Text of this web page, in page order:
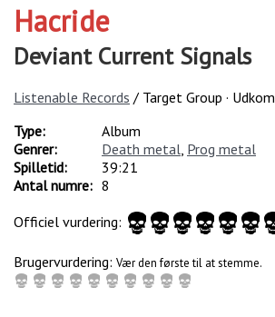
Hacride
Deviant Current Signals
Listenable Records / Target Group · Udkom
Type:
Album
Genrer:
Death metal Prog metal
Spilletid:
39:21
Antal numre: 8
Officiel vurdering:
Brugervurdering: Vær den første til at stemme.